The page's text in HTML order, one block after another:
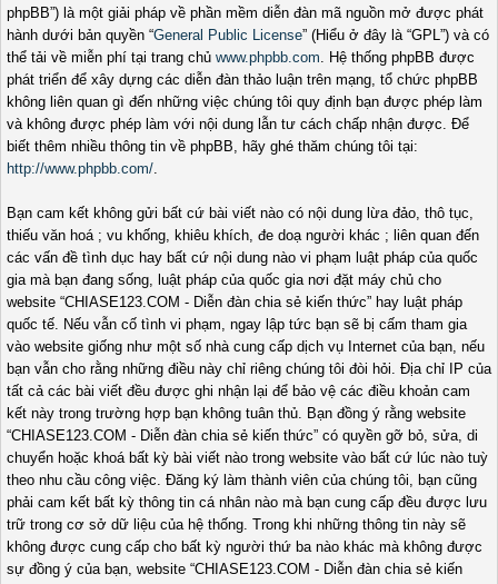
phpBB”) là một giải pháp về phần mềm diễn đàn mã nguồn mở được phát
hành dưới bản quyền “General Public License” (Hiểu ở đây là “GPL”) và có
thể tải về miễn phí tại trang chủ www.phpbb.com. Hệ thống phpBB được
phát triển để xây dựng các diễn đàn thảo luận trên mạng, tổ chức phpBB
không liên quan gì đến những việc chúng tôi quy định bạn được phép làm
và không được phép làm với nội dung lẫn tư cách chấp nhận được. Để
biết thêm nhiều thông tin về phpBB, hãy ghé thăm chúng tôi tại:
http://www.phpbb.com/.
Bạn cam kết không gửi bất cứ bài viết nào có nội dung lừa đảo, thô tục,
thiếu văn hoá ; vu khống, khiêu khích, đe doạ người khác ; liên quan đến
các vấn đề tình dục hay bất cứ nội dung nào vi phạm luật pháp của quốc
gia mà bạn đang sống, luật pháp của quốc gia nơi đặt máy chủ cho
website “CHIASE123.COM - Diễn đàn chia sẻ kiến thức” hay luật pháp
quốc tế. Nếu vẫn cố tình vi phạm, ngay lập tức bạn sẽ bị cấm tham gia
vào website giống như một số nhà cung cấp dịch vụ Internet của bạn, nếu
bạn vẫn cho rằng những điều này chỉ riêng chúng tôi đòi hỏi. Địa chỉ IP của
tất cả các bài viết đều được ghi nhận lại để bảo vệ các điều khoản cam
kết này trong trường hợp bạn không tuân thủ. Bạn đồng ý rằng website
“CHIASE123.COM - Diễn đàn chia sẻ kiến thức” có quyền gỡ bỏ, sửa, di
chuyển hoặc khoá bất kỳ bài viết nào trong website vào bất cứ lúc nào tuỳ
theo nhu cầu công việc. Đăng ký làm thành viên của chúng tôi, bạn cũng
phải cam kết bất kỳ thông tin cá nhân nào mà bạn cung cấp đều được lưu
trữ trong cơ sở dữ liệu của hệ thống. Trong khi những thông tin này sẽ
không được cung cấp cho bất kỳ người thứ ba nào khác mà không được
sự đồng ý của bạn, website “CHIASE123.COM - Diễn đàn chia sẻ kiến